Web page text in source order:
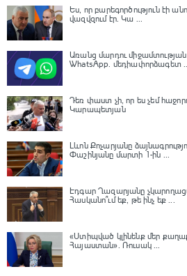
Ես, որ բարեգործություն էի
վազվզում էր․ Կա ...
Առանց մարդու միջամտության
WhatsApp․ մեդիափորձագետ
Դեռ փաստ չի, որ ես չեմ
Կարապետյան
Լևոն Քոչարյանը
Փաշինյանը մարտի 1-ին ...
Էդգար Ղազարյանը
Հասկանո՞ւմ եք, թե ինչ եք ...
«Ստիպված կլինենք մեր
Հայաստան»․ Ռուսակ ...